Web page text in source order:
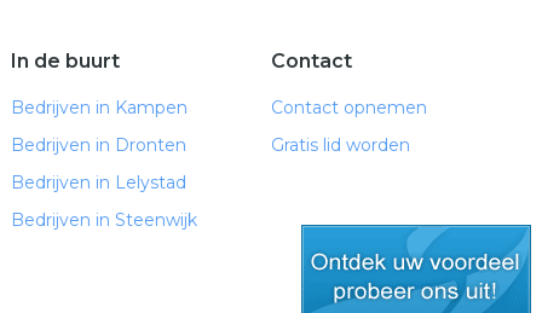
In de buurt
Bedrijven in Kampen
Bedrijven in Dronten
Bedrijven in Lelystad
Bedrijven in Steenwijk
Contact
Contact opnemen
Gratis lid worden